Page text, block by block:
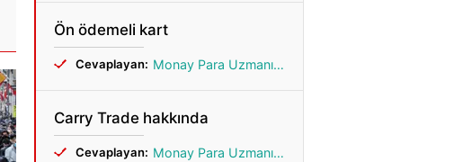
Ön ödemeli kart
Cevaplayan: Monay Para Uzmanı Gönül
Carry Trade hakkında
Cevaplayan: Monay Para Uzmanı Gönül